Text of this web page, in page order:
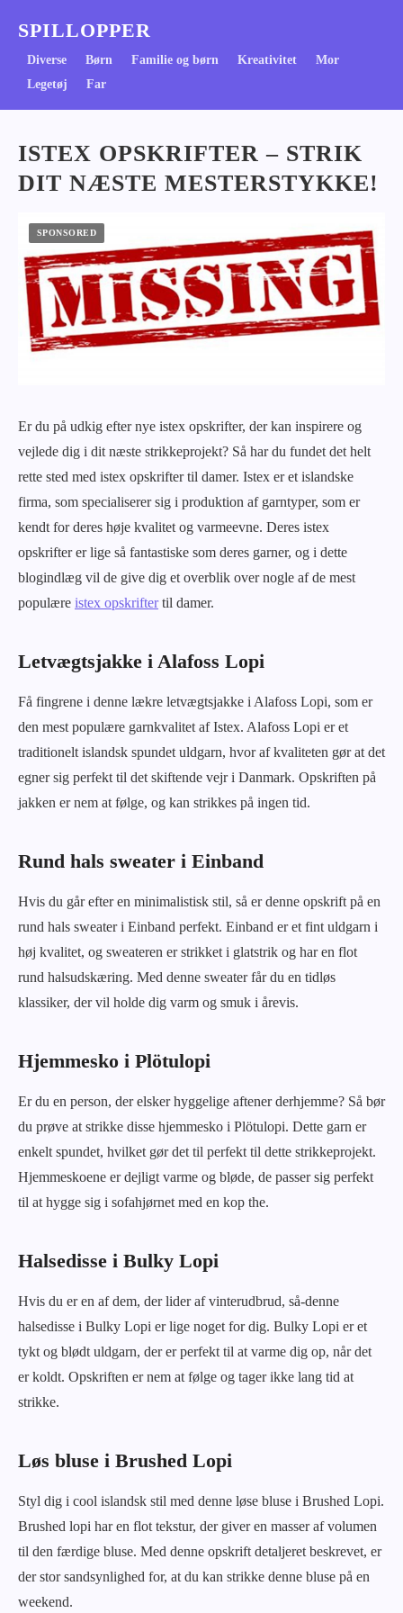
SPILLOPPER
Diverse Børn Familie og børn Kreativitet
Mor
Legetøj
Far
ISTEX OPSKRIFTER – STRIK
DIT NÆSTE MESTERSTYKKE!
Er du på udkig efter nye istex opskrifter, der kan inspirere og
vejlede dig i dit næste strikkeprojekt? Så har du fundet det helt
rette sted med istex opskrifter til damer. Istex er et islandske
firma, som specialiserer sig i produktion af garntyper, som er
kendt for deres høje kvalitet og varmeevne. Deres istex
opskrifter er lige så fantastiske som deres garner, og i dette
blogindlæg vil de give dig et overblik over nogle af de mest
populære istex opskriftertil damer.
Letvægtsjakke i Alafoss Lopi
Få fingrene i denne lækre letvægtsjakke i Alafoss Lopi, som er
den mest populære garnkvalitet af Istex. Alafoss Lopi er et
traditionelt islandsk spundet uldgarn, hvor af kvaliteten gør at det
egner sig perfekt til det skiftende vejr i Danmark. Opskriften på
jakken er nem at følge, og kan strikkes på ingen tid.
Rund hals sweater i Einband
Hvis du går efter en minimalistisk stil, så er denne opskrift på en
rund hals sweater i Einband perfekt. Einband er et fint uldgarn i
høj kvalitet, og sweateren er strikket i glatstrik og har en flot
rund halsudskæring. Med denne sweater får du en tidløs
klassiker, der vil holde dig varm og smuk i årevis.
Hjemmesko i Plötulopi
Er du en person, der elsker hyggelige aftener derhjemme? Så bør
du prøve at strikke disse hjemmesko i Plötulopi. Dette garn er
enkelt spundet, hvilket gør det til perfekt til dette strikkeprojekt.
Hjemmeskoene er dejligt varme og bløde, de passer sig perfekt
til at hygge sig i sofahjørnet med en kop the.
Halsedisse i Bulky Lopi
Hvis du er en af dem, der lider af vinterudbrud, så-denne
halsedisse i Bulky Lopi er lige noget for dig. Bulky Lopi er et
tykt og blødt uldgarn, der er perfekt til at varme dig op, når det
er koldt. Opskriften er nem at følge og tager ikke lang tid at
strikke.
Løs bluse i Brushed Lopi
Styl dig i cool islandsk stil med denne løse bluse i Brushed Lopi.
Brushed lopi har en flot tekstur, der giver en masser af volumen
til den færdige bluse. Med denne opskrift detaljeret beskrevet, er
der stor sandsynlighed for, at du kan strikke denne bluse på en
weekend.